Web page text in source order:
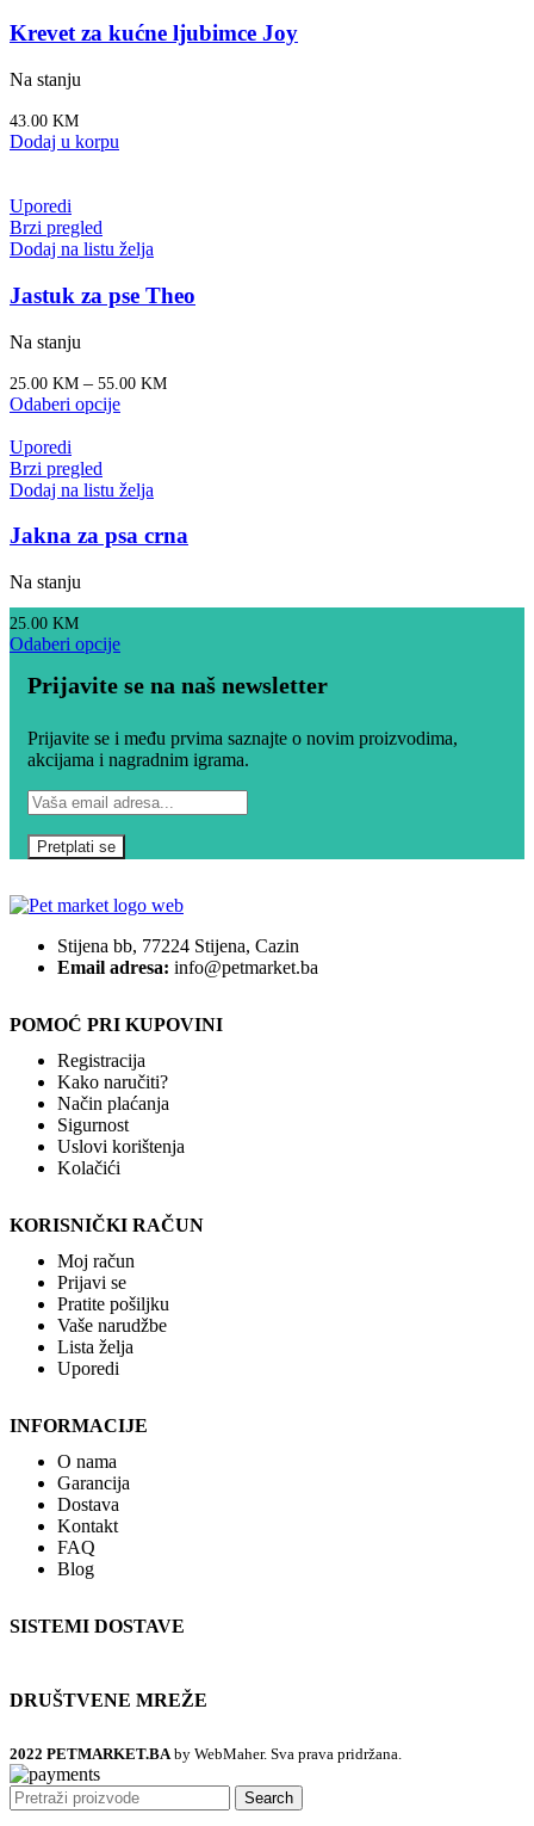
Krevet za kućne ljubimce Joy
Na stanju
43.00 KM
Dodaj u korpu
Uporedi
Brzi pregled
Dodaj na listu želja
Jastuk za pse Theo
Na stanju
25.00 KM – 55.00 KM
Odaberi opcije
Uporedi
Brzi pregled
Dodaj na listu želja
Jakna za psa crna
Na stanju
25.00 KM
Odaberi opcije
Prijavite se na naš newsletter
Prijavite se i među prvima saznajte o novim proizvodima,
akcijama i nagradnim igrama.
Stijena bb, 77224 Stijena, Cazin
Email adresa: info@petmarket.ba
POMOĆ PRI KUPOVINI
Registracija
Kako naručiti?
Način plaćanja
Sigurnost
Uslovi korištenja
Kolačići
KORISNIČKI RAČUN
Moj račun
Prijavi se
Pratite pošiljku
Vaše narudžbe
Lista želja
Uporedi
INFORMACIJE
O nama
Garancija
Dostava
Kontakt
FAQ
Blog
SISTEMI DOSTAVE
DRUŠTVENE MREŽE
2022 PETMARKET.BAby WebMaher. Sva prava pridržana.
Search